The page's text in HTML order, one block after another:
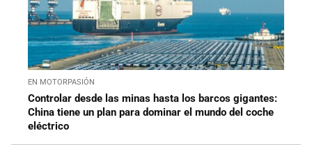
EN MOTORPASIÓN
Controlar desde las minas hasta los barcos gigantes:
China tiene un plan para dominar el mundo del coche
eléctrico